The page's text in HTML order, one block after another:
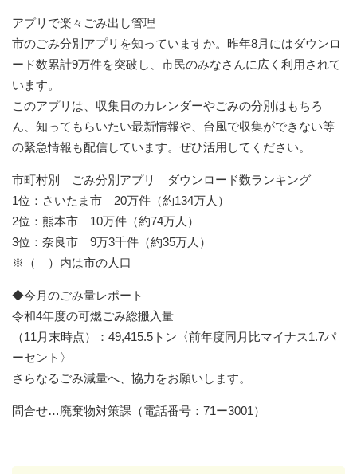
アプリで楽々ごみ出し管理
市のごみ分別アプリを知っていますか。昨年8月にはダウンロ
ード数累計9万件を突破し、市民のみなさんに広く利用されて
います。
このアプリは、収集日のカレンダーやごみの分別はもちろ
ん、知ってもらいたい最新情報や、台風で収集ができない等
の緊急情報も配信しています。ぜひ活用してください。
市町村別 ごみ分別アプリ ダウンロード数ランキング
1位：さいたま市 20万件（約134万人）
2位：熊本市 10万件（約74万人）
3位：奈良市 9万3千件（約35万人）
※（ ）内は市の人口
◆今月のごみ量レポート
令和4年度の可燃ごみ総搬入量
（11月末時点）：49,415.5トン〈前年度同月比マイナス1.7パ
ーセント〉
さらなるごみ減量へ、協力をお願いします。
問合せ…廃棄物対策課（電話番号：71ー3001）